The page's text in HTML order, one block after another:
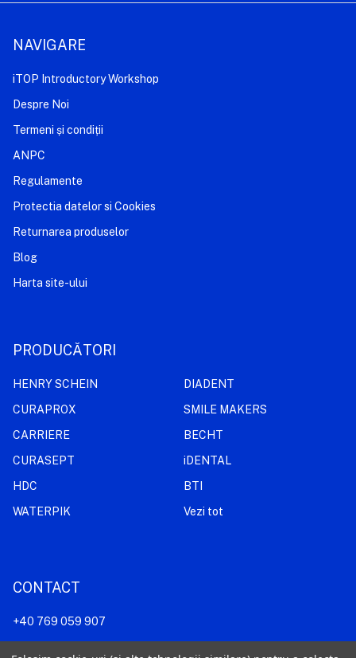
NAVIGARE
iTOP Introductory Workshop
Despre Noi
Termeni și condiții
ANPC
Regulamente
Protectia datelor si Cookies
Returnarea produselor
Blog
Harta site-ului
PRODUCĂTORI
HENRY SCHEIN
CURAPROX
CARRIERE
CURASEPT
HDC
WATERPIK
DIADENT
SMILE MAKERS
BECHT
iDENTAL
BTI
Vezi tot
CONTACT
+40 769 059 907